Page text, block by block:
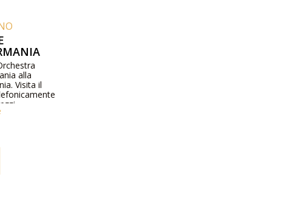
alla
Visita il